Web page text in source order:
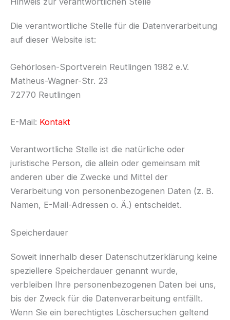
Die verantwortliche Stelle für die Datenverarbeitung
auf dieser Website ist:
Gehörlosen-Sportverein Reutlingen 1982 e.V.
Matheus-Wagner-Str. 23
72770 Reutlingen
E-Mail: Kontakt
Verantwortliche Stelle ist die natürliche oder
juristische Person, die allein oder gemeinsam mit
anderen über die Zwecke und Mittel der
Verarbeitung von personenbezogenen Daten (z. B.
Namen, E-Mail-Adressen o. Ä.) entscheidet.
Speicherdauer
Soweit innerhalb dieser Datenschutzerklärung keine
speziellere Speicherdauer genannt wurde,
verbleiben Ihre personenbezogenen Daten bei uns,
bis der Zweck für die Datenverarbeitung entfällt.
Wenn Sie ein berechtigtes Löschersuchen geltend